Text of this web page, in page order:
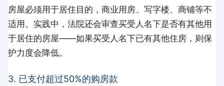
房屋必须用于居住目的，商业用房、写字楼、商铺等不
适用。实践中，法院还会审查买受人名下是否有其他用
于居住的房屋——如果买受人名下已有其他住房，则保
护力度会降低。
3. 已支付超过50%的购房款